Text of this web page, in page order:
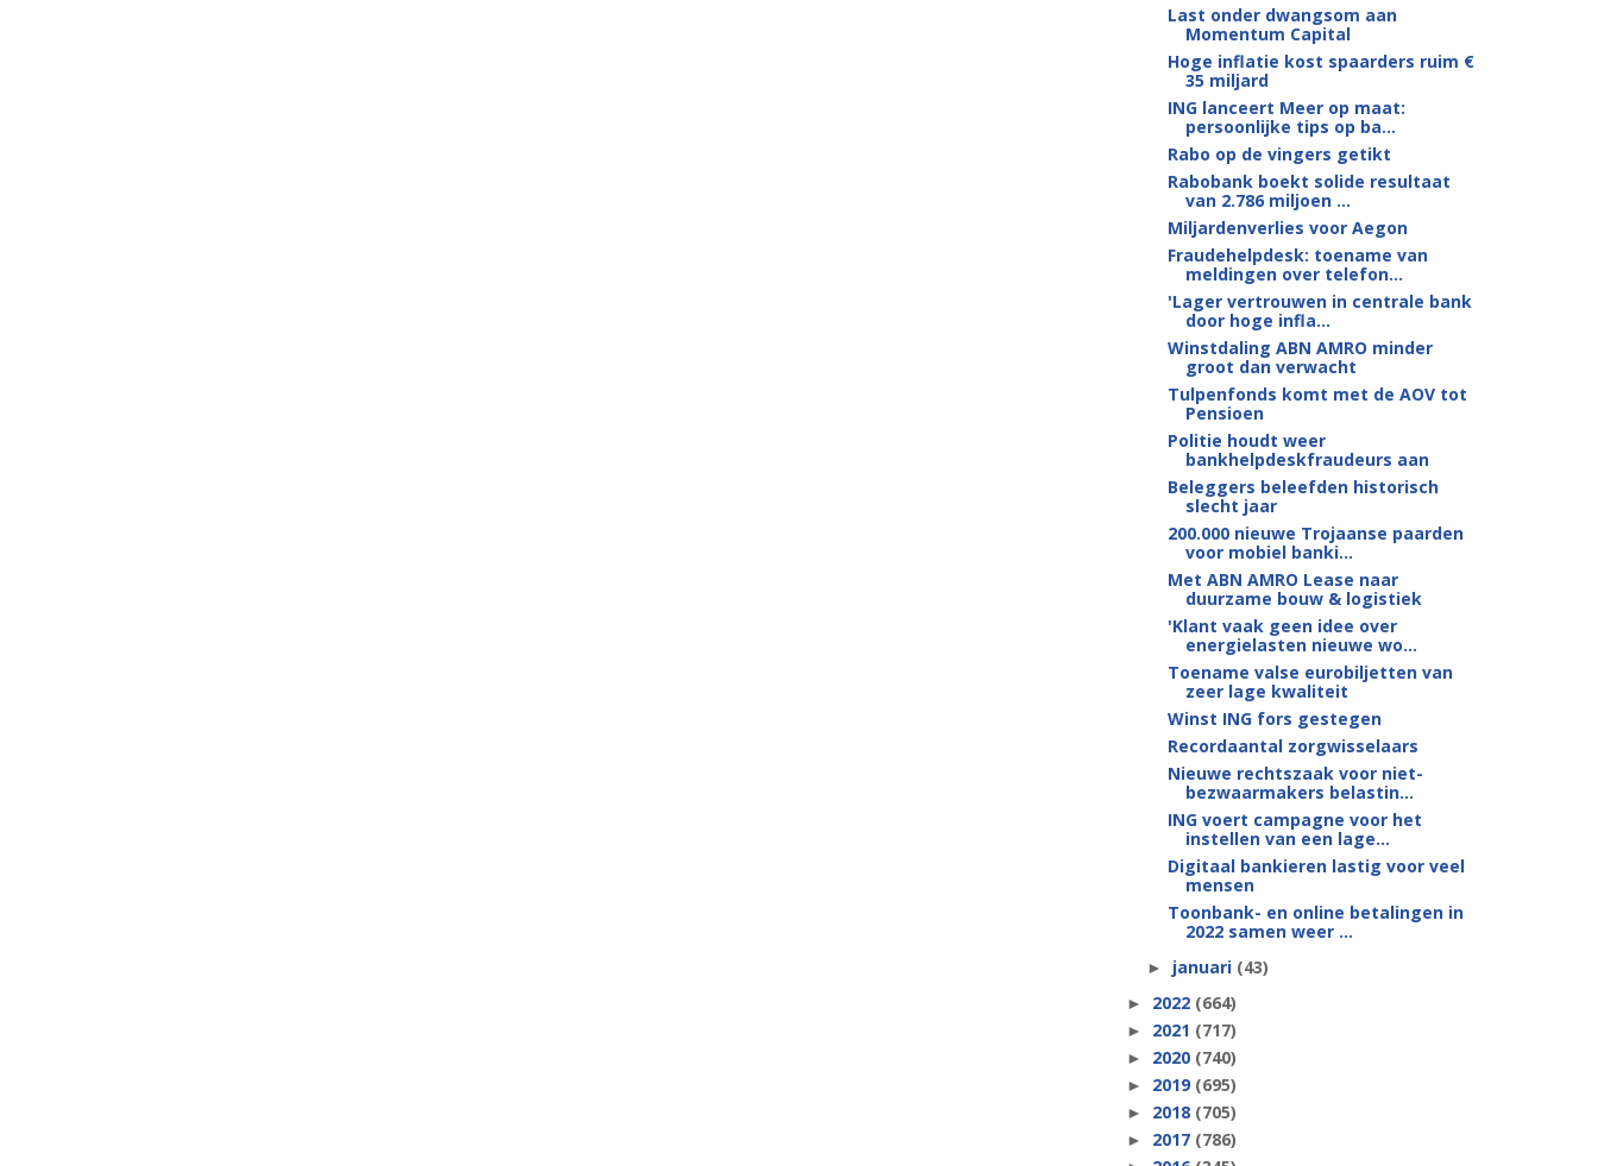
Last onder dwangsom aan
Momentum Capital
Hoge inflatie kost spaarders ruim €
35 miljard
ING lanceert Meer op maat:
persoonlijke tips op ba...
Rabo op de vingers getikt
Rabobank boekt solide resultaat
van 2.786 miljoen ...
Miljardenverlies voor Aegon
Fraudehelpdesk: toename van
meldingen over telefon...
'Lager vertrouwen in centrale bank
door hoge infla...
Winstdaling ABN AMRO minder
groot dan verwacht
Tulpenfonds komt met de AOV tot
Pensioen
Politie houdt weer
bankhelpdeskfraudeurs aan
Beleggers beleefden historisch
slecht jaar
200.000 nieuwe Trojaanse paarden
voor mobiel banki...
Met ABN AMRO Lease naar
duurzame bouw & logistiek
'Klant vaak geen idee over
energielasten nieuwe wo...
Toename valse eurobiljetten van
zeer lage kwaliteit
Winst ING fors gestegen
Recordaantal zorgwisselaars
Nieuwe rechtszaak voor niet-
bezwaarmakers belastin...
ING voert campagne voor het
instellen van een lage...
Digitaal bankieren lastig voor veel
mensen
Toonbank- en online betalingen in
2022 samen weer ...
► januari (43)
► 2022 (664)
► 2021 (717)
► 2020 (740)
► 2019 (695)
► 2018 (705)
► 2017 (786)